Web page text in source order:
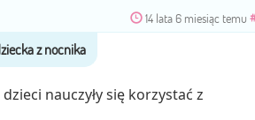
14 lata 6 miesiąc temu
nauczyły się korzystać z